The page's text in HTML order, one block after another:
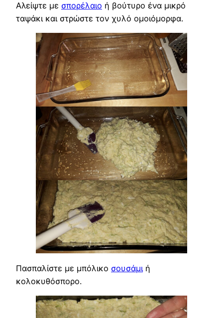
Αλείψτε με σπορέλαιο ή βούτυρο ένα μικρό
ταψάκι και στρώστε τον χυλό ομοιόμορφα.
Πασπαλίστε με μπόλικο σουσάμι ή
κολοκυθόσπορο.